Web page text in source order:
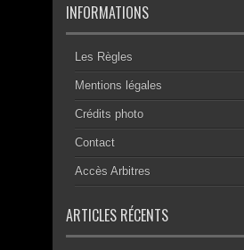
INFORMATIONS
Les Règles
Mentions légales
Crédits photo
Contact
Accès Arbitres
ARTICLES RÉCENTS